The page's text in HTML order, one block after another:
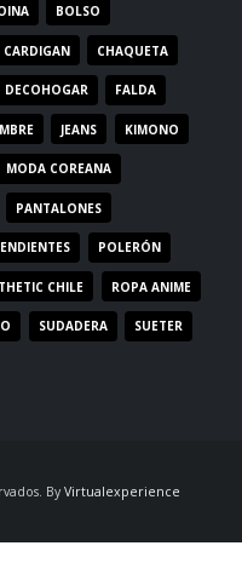
BOLSO
CARDIGAN CHAQUETA
DECOHOGAR FALDA
JEANS KIMONO
MODA COREANA
PANTALONES
POLERÓN
CHILE ROPA ANIME
SUDADERA SUETER
By Virtualexperience